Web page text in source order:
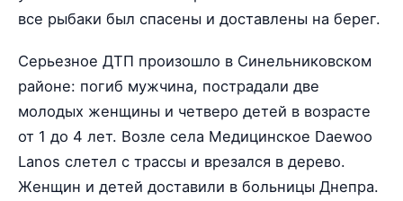
все рыбаки был спасены и доставлены на берег.
Серьезное ДТП произошло в Синельниковском
районе: погиб мужчина, пострадали две
молодых женщины и четверо детей в возрасте
от 1 до 4 лет. Возле села Медицинское Daewoo
Lanos слетел с трассы и врезался в дерево.
Женщин и детей доставили в больницы Днепра.